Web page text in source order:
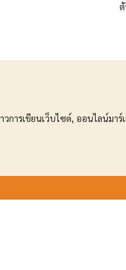
ตั
วการเขียนเว็บไซต์, ออนไลน์มา